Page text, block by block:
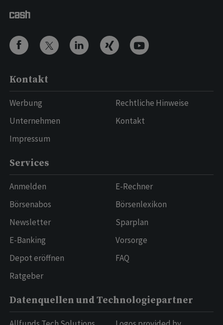
Kontakt
Werbung
Unternehmen
Impressum
Rechtliche Hinweise
Kontakt
Services
Anmelden
Börsenabos
Newsletter
E-Banking
Depot eröffnen
Ratgeber
E-Rechner
Börsenlexikon
Sparplan
Vorsorge
FAQ
Datenquellen und Technologiepartner